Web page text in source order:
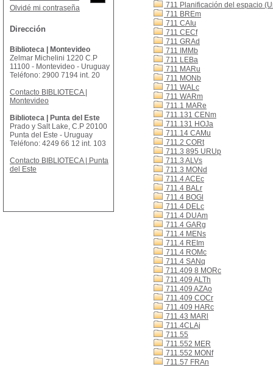
711 Planificación del espacio
711 BREm
711 CAIu
711 CECf
711 GRAd
711 IMMb
711 LEBa
711 MARu
711 MONb
711 WALc
711 WARm
711.1 MARe
711.131 CENm
711.131 HOJa
711.14 CAMu
711.2 CORt
711.3 895 URUp
711.3 ALVs
711.3 MONd
711.4 ACEc
711.4 BALr
711.4 BOGl
711.4 DELc
711.4 DUAm
711.4 GARg
711.4 MENs
711.4 REIm
711.4 ROMc
711.4 SANq
711.409 8 MORc
711.409 ALTh
711.409 AZAo
711.409 COCr
711.409 HARc
711.43 MARl
711.4CLAj
711.55
711.552 MER
711.552 MONf
711.57 FRAn
Olvidé mi contraseña
Dirección
Biblioteca | Montevideo
Zelmar Michelini 1220 C.P
11100 - Montevideo - Uruguay
Teléfono: 2900 7194 int. 20
Contacto BIBLIOTECA |
Montevideo
Biblioteca | Punta del Este
Prado y Salt Lake, C.P 20100
Punta del Este - Uruguay
Teléfono: 4249 66 12 int. 103
Contacto BIBLIOTECA | Punta
del Este